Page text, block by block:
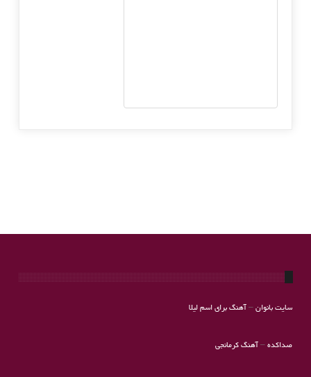
سایت بانوان– آهنگ برای اسم لیلا
صداکده– آهنگ کرمانجی